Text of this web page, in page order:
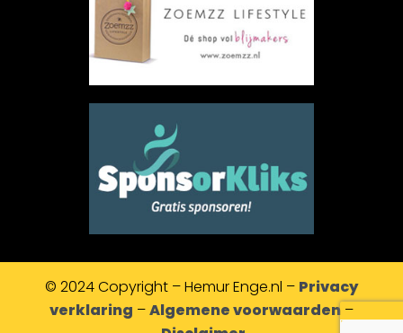
© 2024 Copyright – Hemur Enge.nl – Privacy
verklaring –Algemene voorwaarden –